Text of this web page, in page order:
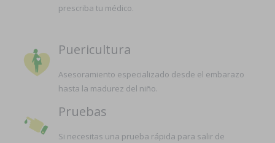
prescriba tu médico.
Puericultura
Asesoramiento especializado desde el embarazo
hasta la madurez del niño.
Pruebas
Si necesitas una prueba rápida para salir de